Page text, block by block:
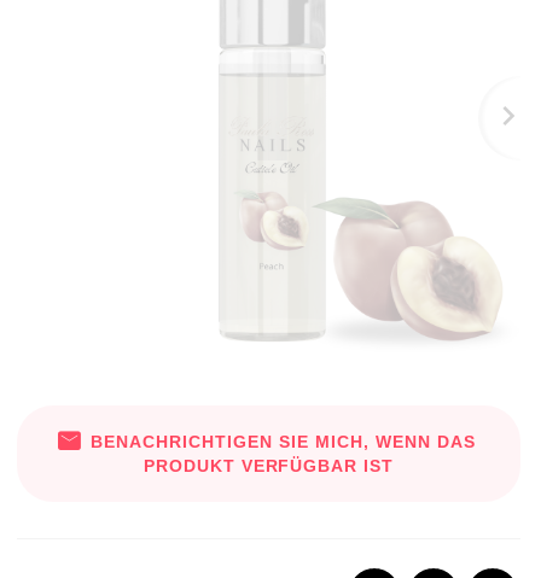
BENACHRICHTIGEN SIE MICH, WENN DAS
PRODUKT VERFÜGBAR IST